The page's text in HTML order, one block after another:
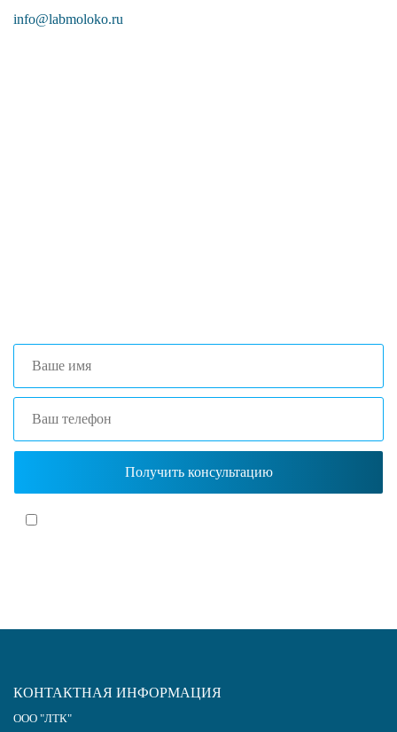
info@labmoloko.ru
КОНТАКТНАЯ ИНФОРМАЦИЯ
ООО "ЛТК"